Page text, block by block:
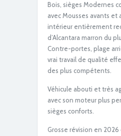
IMG_6168
Bois, sièges Modernes
avec Mousses avants et
intérieur entièrement
d’Alcantara marron du
Contre-portes, plage
vrai travail de qualité
des plus compétents.
Véhicule abouti et très
avec son moteur plus
sièges conforts.
Grosse révision en 2026